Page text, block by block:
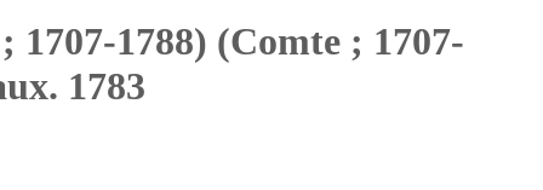
1788) (Comte ; 1707-
1783